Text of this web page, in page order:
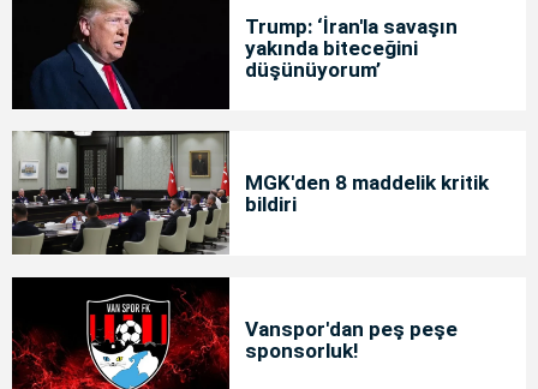
Trump: ‘İran'la savaşın
yakında biteceğini
düşünüyorum’
MGK'den 8 maddelik kritik
bildiri
Vanspor'dan peş peşe
sponsorluk!